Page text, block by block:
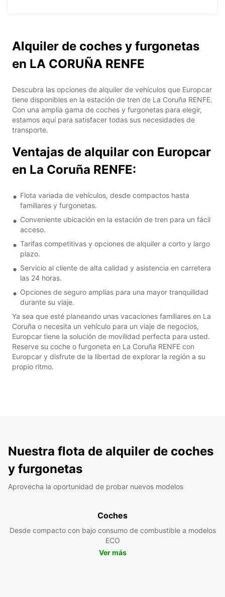
Alquiler de coches y furgonetas
en LA CORUÑA RENFE
Descubra las opciones de alquiler de vehículos que Europcar
tiene disponibles en la estación de tren de La Coruña RENFE.
Con una amplia gama de coches y furgonetas para elegir,
estamos aquí para satisfacer todas sus necesidades de
transporte.
Ventajas de alquilar con Europcar
en La Coruña RENFE:
Flota variada de vehículos, desde compactos hasta
familiares y furgonetas.
Conveniente ubicación en la estación de tren para un fácil
acceso.
Tarifas competitivas y opciones de alquiler a corto y largo
plazo.
Servicio al cliente de alta calidad y asistencia en carretera
las 24 horas.
Opciones de seguro amplias para una mayor tranquilidad
durante su viaje.
Ya sea que esté planeando unas vacaciones familiares en La
Coruña o necesita un vehículo para un viaje de negocios,
Europcar tiene la solución de movilidad perfecta para usted.
Reserve su coche o furgoneta en La Coruña RENFE con
Europcar y disfrute de la libertad de explorar la región a su
propio ritmo.
Nuestra flota de alquiler de coches
y furgonetas
Aprovecha la oportunidad de probar nuevos modelos
Coches
Desde compacto con bajo consumo de combustible a modelos
ECO
Ver más